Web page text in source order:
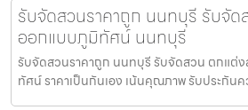
รับจัดสวนราคาถูก นนทบุรี รับจัด
ออกแบบภูมิทัศน์ นนทบุรี
รับจัดสวนราคาถูก นนทบุรี รับจัดสวน ตกแต่
ทัศน์ ราคาเป็นกันเอง เน้นคุณภาพ รับประกัน